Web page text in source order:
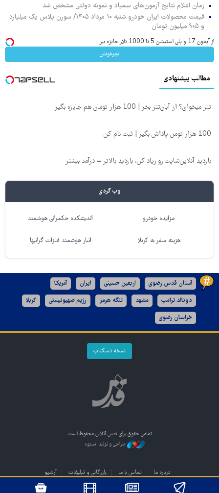
زمان اعلام نتایج آزمون‌های سمپاد و نمونه دولتی مشخص شد
قیمت محصولات ایران خودرو شنبه ۱۰ مرداد ۱۴۰۵/ سورن پلاس یک میلیارد
و ۹۰۵ میلیون تومان
از آیفون 17 و پلی استیشن 5 تا 1000 دلار جایزه ببر
بچرخونش
مطالب پیشنهادی
تتر میخوای؟ از آبان‌تتر بخر | 100 هزار تومان هم جایزه بگیر
100 هزار تومن پاداش بگیر | ثبت نام کن
بازدید آنلاین‌شاپت رو زیاد کن، بازدید بالاتر = درآمد بیشتر
وب گردی
مزایده خودرو اندیشکده حکمرانی هوشمند
هزینه سفر به کربلا انبار هوشمند فلزات گرانبها
آستان قدس رضوی اربعین حسینی ایران آمریکا
دونالد ترامپ مشهد تنگه هرمز رژیم صهیونیستی کربلا
خراسان رضوی
نسخه دسکتاپ
تمامی حقوق برای قدس آنلاین محفوظ است.
طراحی و تولید: نستوه
درباره ما تماس با ما بازرگانی و تبلیغات آرشیو